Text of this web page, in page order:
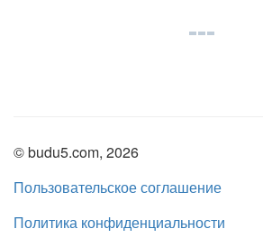
© budu5.com, 2026
Пользовательское соглашение
Политика конфиденциальности